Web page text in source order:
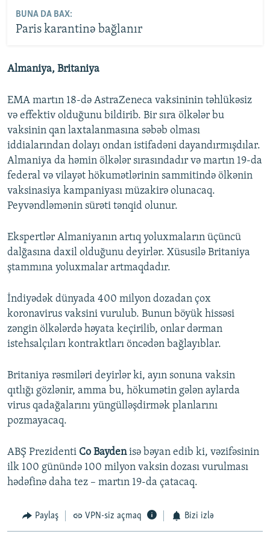
BUNA DA BAX:
Paris karantinə bağlanır
Almaniya, Britaniya
EMA martın 18-də AstraZeneca vaksininin təhlükəsiz
və effektiv olduğunu bildirib. Bir sıra ölkələr bu
vaksinin qan laxtalanmasına səbəb olması
iddialarından dolayı ondan istifadəni dayandırmışdılar.
Almaniya da həmin ölkələr sırasındadır və martın 19-da
federal və vilayət hökumətlərinin sammitində ölkənin
vaksinasiya kampaniyası müzakirə olunacaq.
Peyvəndləmənin sürəti tənqid olunur.
Ekspertlər Almaniyanın artıq yoluxmaların üçüncü
dalğasına daxil olduğunu deyirlər. Xüsusilə Britaniya
ştammına yoluxmalar artmaqdadır.
İndiyədək dünyada 400 milyon dozadan çox
koronavirus vaksini vurulub. Bunun böyük hissəsi
zəngin ölkələrdə həyata keçirilib, onlar dərman
istehsalçıları kontraktları öncədən bağlayıblar.
Britaniya rəsmiləri deyirlər ki, ayın sonuna vaksin
qıtlığı gözlənir, amma bu, hökumətin gələn aylarda
virus qadağalarını yüngülləşdirmək planlarını
pozmayacaq.
ABŞ Prezidenti Co Baydenisə bəyan edib ki, vəzifəsinin
ilk 100 günündə 100 milyon vaksin dozası vurulması
hədəfinə daha tez – martın 19-da çatacaq.
Paylaş VPN-siz açmaq Bizi izlə